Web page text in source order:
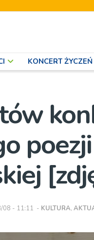
KONCERT ŻYCZEŃ
08 - 11:11 - KULTURA,